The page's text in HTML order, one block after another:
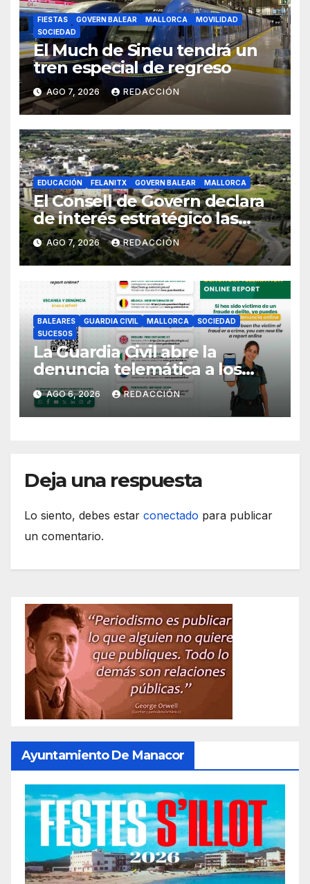
FIESTAS GOVERN BALEAR MALLORCA
MOVILIDAD
SOCIEDAD
El Much de Sineu tendrá un
tren especial de regreso
AGO 7, 2026 REDACCIÓN
EDUCACIÓN FELANITX GOVERN BALEAR MALLORCA
El Consell de Govern declara
de interés estratégico las
obras de acceso al nuevo
CEIP de Felanitx
AGO 7, 2026 REDACCIÓN
BALEARES GUARDIA CIVIL MALLORCA
SOCIEDAD
SUCESOS
La Guardia Civil abre la
denuncia telemática a los
ciudadanos europeos
AGO 6, 2026 REDACCIÓN
Deja una respuesta
Lo siento, debes estar conectado para publicar
un comentario.
Ayuntamiento De Manacor